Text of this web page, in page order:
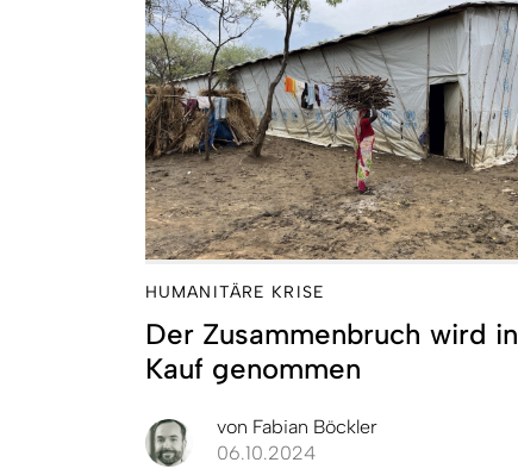
HUMANITÄRE KRISE
Der Zusammenbruch wird in
Kauf genommen
von Fabian Böckler
06.10.2024